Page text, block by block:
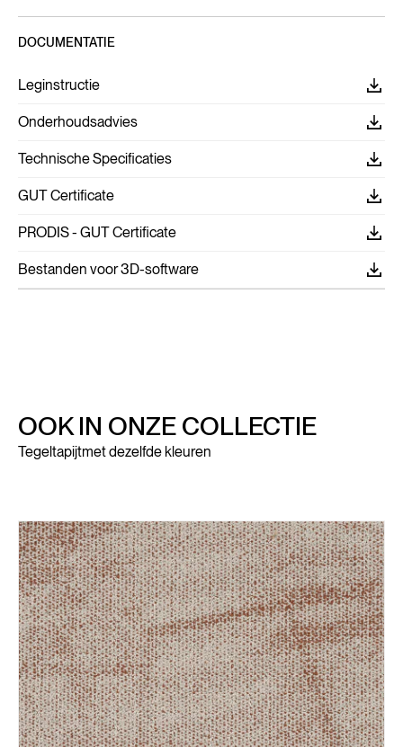
DOCUMENTATIE
Leginstructie
Onderhoudsadvies
Technische Specificaties
GUT Certificate
PRODIS - GUT Certificate
Bestanden voor 3D-software
OOK IN ONZE COLLECTIE
Tegeltapijtmet dezelfde kleuren